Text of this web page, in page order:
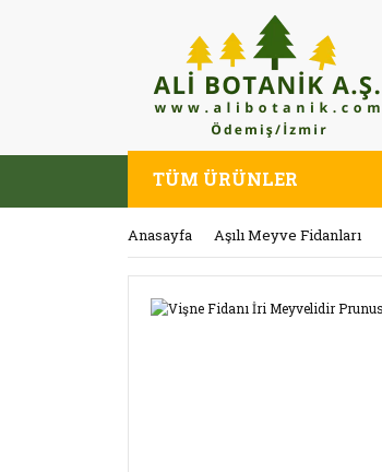
TÜM ÜRÜNLER
Anasayfa Aşılı Meyve Fidanları